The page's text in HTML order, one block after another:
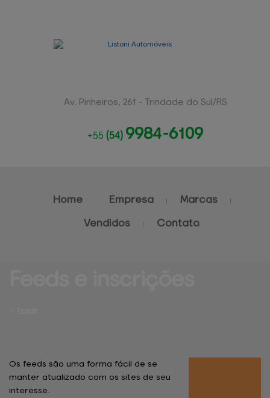
Av. Pinheiros, 261 - Trindade do Sul/RS
+55 (54) 9984-6109
Home Empresa Marcas
Vendidos Contato
Os feeds são uma forma fácil de se
manter atualizado com os sites de seu
interesse.